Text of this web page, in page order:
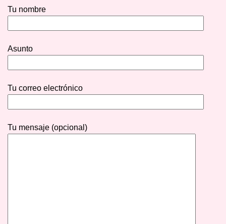
Tu nombre
Asunto
Tu correo electrónico
Tu mensaje (opcional)